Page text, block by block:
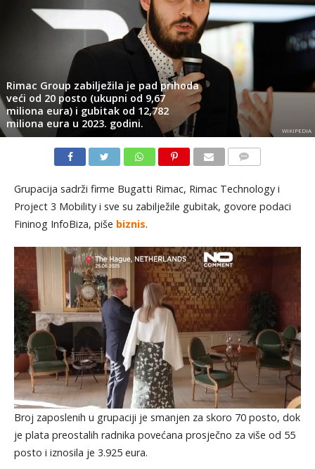
Rimac Group zabilježila je pad prihoda
veći od 20 posto (ukupni od 9,67
miliona eura) i gubitak od 12,782
miliona eura u 2023. godini.
WIKIPEDIA
Grupacija sadrži firme Bugatti Rimac, Rimac Technology i
Project 3 Mobility i sve su zabilježile gubitak, govore podaci
Fininog InfoBiza, piše biznis.
Broj zaposlenih u grupaciji je smanjen za skoro 70 posto, dok
je plata preostalih radnika povećana prosječno za više od 55
posto i iznosila je 3.925 eura.